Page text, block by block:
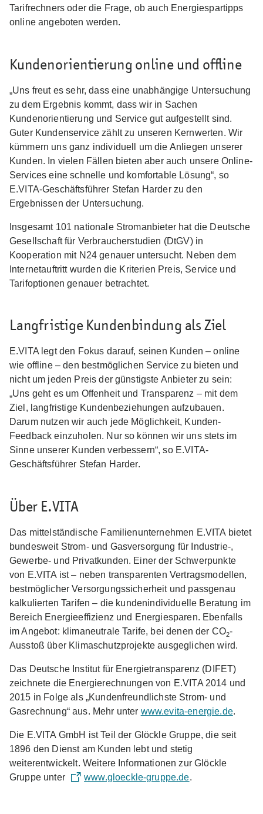
Tarifrechners oder die Frage, ob auch Energiespartipps
online angeboten werden.
Kundenorientierung online und offline
„Uns freut es sehr, dass eine unabhängige Untersuchung
zu dem Ergebnis kommt, dass wir in Sachen
Kundenorientierung und Service gut aufgestellt sind.
Guter Kundenservice zählt zu unseren Kernwerten. Wir
kümmern uns ganz individuell um die Anliegen unserer
Kunden. In vielen Fällen bieten aber auch unsere Online-
Services eine schnelle und komfortable Lösung“, so
E.VITA-Geschäftsführer Stefan Harder zu den
Ergebnissen der Untersuchung.
Insgesamt 101 nationale Stromanbieter hat die Deutsche
Gesellschaft für Verbraucherstudien (DtGV) in
Kooperation mit N24 genauer untersucht. Neben dem
Internetauftritt wurden die Kriterien Preis, Service und
Tarifoptionen genauer betrachtet.
Langfristige Kundenbindung als Ziel
E.VITA legt den Fokus darauf, seinen Kunden – online
wie offline – den bestmöglichen Service zu bieten und
nicht um jeden Preis der günstigste Anbieter zu sein:
„Uns geht es um Offenheit und Transparenz – mit dem
Ziel, langfristige Kundenbeziehungen aufzubauen.
Darum nutzen wir auch jede Möglichkeit, Kunden-
Feedback einzuholen. Nur so können wir uns stets im
Sinne unserer Kunden verbessern“, so E.VITA-
Geschäftsführer Stefan Harder.
Über E.VITA
Das mittelständische Familienunternehmen E.VITA bietet
bundesweit Strom- und Gasversorgung für Industrie-,
Gewerbe- und Privatkunden. Einer der Schwerpunkte
von E.VITA ist – neben transparenten Vertragsmodellen,
bestmöglicher Versorgungssicherheit und passgenau
kalkulierten Tarifen – die kundenindividuelle Beratung im
Bereich Energieeffizienz und Energiesparen. Ebenfalls
im Angebot: klimaneutrale Tarife, bei denen der CO2-
Ausstoß über Klimaschutzprojekte ausgeglichen wird.
Das Deutsche Institut für Energietransparenz (DIFET)
zeichnete die Energierechnungen von E.VITA 2014 und
2015 in Folge als „Kundenfreundlichste Strom- und
Gasrechnung“ aus. Mehr unter www.evita-energie.de.
Die E.VITA GmbH ist Teil der Glöckle Gruppe, die seit
1896 den Dienst am Kunden lebt und stetig
weiterentwickelt. Weitere Informationen zur Glöckle
Gruppe unter
www.gloeckle-gruppe.de.